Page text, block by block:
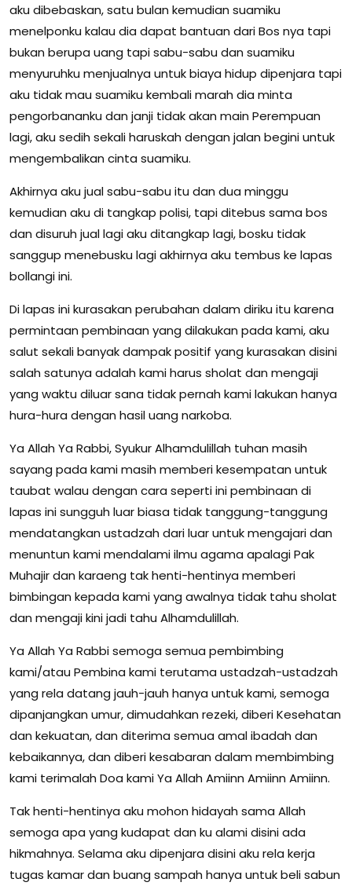
aku dibebaskan, satu bulan kemudian suamiku
menelponku kalau dia dapat bantuan dari Bos nya tapi
bukan berupa uang tapi sabu-sabu dan suamiku
menyuruhku menjualnya untuk biaya hidup dipenjara tapi
aku tidak mau suamiku kembali marah dia minta
pengorbananku dan janji tidak akan main Perempuan
lagi, aku sedih sekali haruskah dengan jalan begini untuk
mengembalikan cinta suamiku.
Akhirnya aku jual sabu-sabu itu dan dua minggu
kemudian aku di tangkap polisi, tapi ditebus sama bos
dan disuruh jual lagi aku ditangkap lagi, bosku tidak
sanggup menebusku lagi akhirnya aku tembus ke lapas
bollangi ini.
Di lapas ini kurasakan perubahan dalam diriku itu karena
permintaan pembinaan yang dilakukan pada kami, aku
salut sekali banyak dampak positif yang kurasakan disini
salah satunya adalah kami harus sholat dan mengaji
yang waktu diluar sana tidak pernah kami lakukan hanya
hura-hura dengan hasil uang narkoba.
Ya Allah Ya Rabbi, Syukur Alhamdulillah tuhan masih
sayang pada kami masih memberi kesempatan untuk
taubat walau dengan cara seperti ini pembinaan di
lapas ini sungguh luar biasa tidak tanggung-tanggung
mendatangkan ustadzah dari luar untuk mengajari dan
menuntun kami mendalami ilmu agama apalagi Pak
Muhajir dan karaeng tak henti-hentinya memberi
bimbingan kepada kami yang awalnya tidak tahu sholat
dan mengaji kini jadi tahu Alhamdulillah.
Ya Allah Ya Rabbi semoga semua pembimbing
kami/atau Pembina kami terutama ustadzah-ustadzah
yang rela datang jauh-jauh hanya untuk kami, semoga
dipanjangkan umur, dimudahkan rezeki, diberi Kesehatan
dan kekuatan, dan diterima semua amal ibadah dan
kebaikannya, dan diberi kesabaran dalam membimbing
kami terimalah Doa kami Ya Allah Amiinn Amiinn Amiinn.
Tak henti-hentinya aku mohon hidayah sama Allah
semoga apa yang kudapat dan ku alami disini ada
hikmahnya. Selama aku dipenjara disini aku rela kerja
tugas kamar dan buang sampah hanya untuk beli sabun